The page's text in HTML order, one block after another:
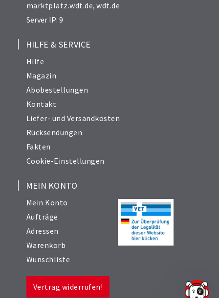
marktplatz.wdt.de,wdt.de
Server IP: 9
HILFE & SERVICE
Hilfe
Magazin
Abobestellungen
Kontakt
Liefer- und Versandkosten
Rücksendungen
Fakten
Cookie-Einstellungen
MEIN KONTO
Mein Konto
Aufträge
Adressen
Warenkorb
Wunschliste
Vertrag widerrufen!